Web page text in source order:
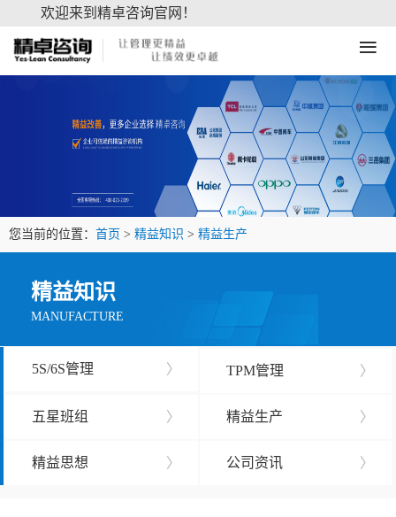
欢迎来到精卓咨询官网！
≡
您当前的位置： 首页 > 精益知识 > 精益生产
精益知识
MANUFACTURE
5S/6S管理 〉 TPM管理 〉
五星班组 〉 精益生产 〉
精益思想 〉 公司资讯 〉